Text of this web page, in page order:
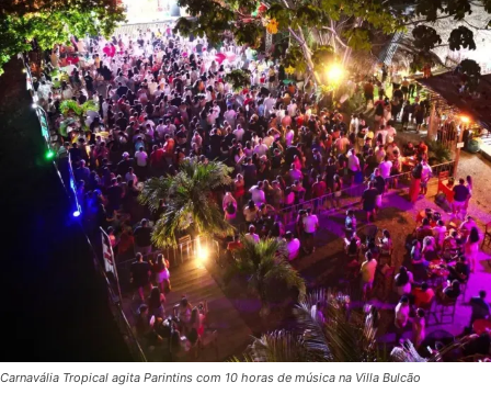
Carnavália Tropical agita Parintins com 10 horas de música na Villa Bulcão